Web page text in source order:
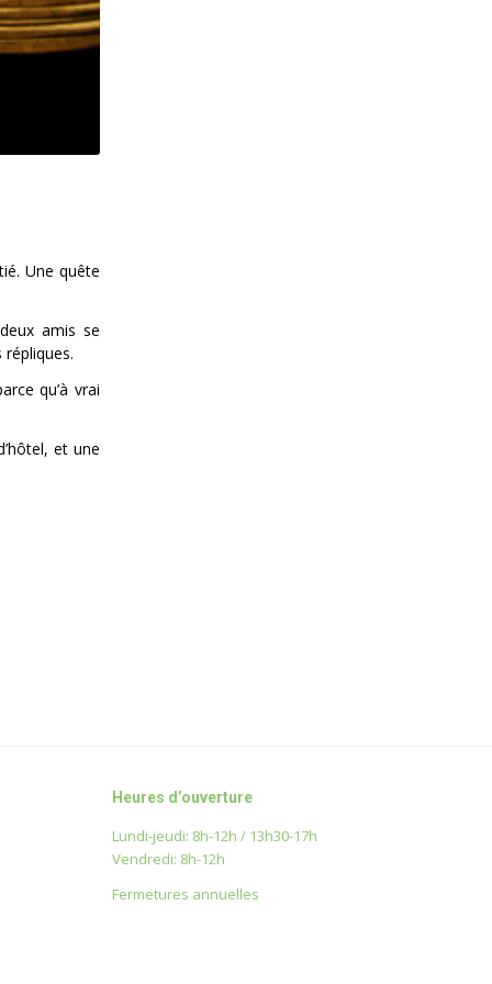
Une quête
amis se
répliques.
qu’à vrai
et une
Heures d’ouverture
Lundi-jeudi: 8h-12h / 13h30-17h
Vendredi: 8h-12h
Fermetures annuelles